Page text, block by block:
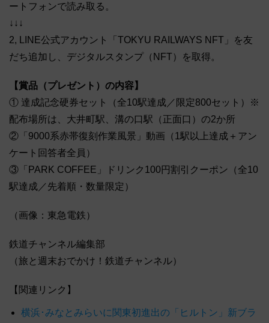
ートフォンで読み取る。
↓↓↓
2, LINE公式アカウント「TOKYU RAILWAYS NFT」を友
だち追加し、デジタルスタンプ（NFT）を取得。
【賞品（プレゼント）の内容】
① 達成記念硬券セット（全10駅達成／限定800セット）※
配布場所は、大井町駅、溝の口駅（正面口）の2か所
②「9000系赤帯復刻作業風景」動画（1駅以上達成＋アン
ケート回答者全員）
③「PARK COFFEE」ドリンク100円割引クーポン（全10
駅達成／先着順・数量限定）
（画像：東急電鉄）
鉄道チャンネル編集部
（旅と週末おでかけ！鉄道チャンネル）
【関連リンク】
横浜･みなとみらいに関東初進出の「ヒルトン」新ブラ